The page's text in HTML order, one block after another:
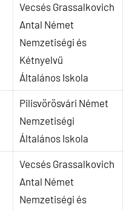
Vecsés Grassalkovich
Antal Német
Nemzetiségi és
Kétnyelvű
Általános Iskola
Pilisvörösvári Német
Nemzetiségi
Általános Iskola
Vecsés Grassalkovich
Antal Német
Nemzetiségi és